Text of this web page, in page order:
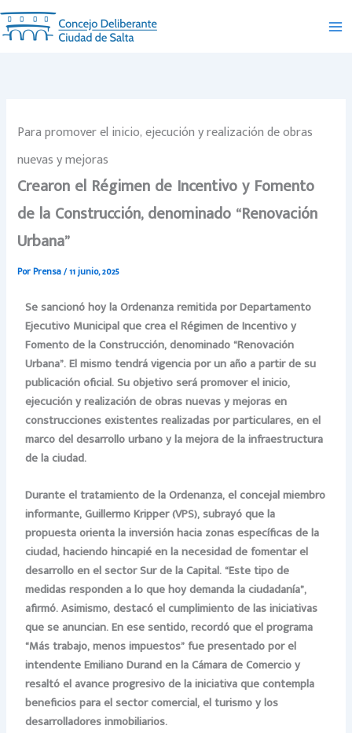
Ir
al
contenido
Para promover el inicio, ejecución y realización de obras
nuevas y mejoras
Crearon el Régimen de Incentivo y Fomento
de la Construcción, denominado “Renovación
Urbana”
PorPrensa/11 junio, 2025
Se sancionó hoy la Ordenanza remitida por Departamento
Ejecutivo Municipal que crea el Régimen de Incentivo y
Fomento de la Construcción, denominado “Renovación
Urbana”. El mismo tendrá vigencia por un año a partir de su
publicación oficial. Su objetivo será promover el inicio,
ejecución y realización de obras nuevas y mejoras en
construcciones existentes realizadas por particulares, en el
marco del desarrollo urbano y la mejora de la infraestructura
de la ciudad.
Durante el tratamiento de la Ordenanza, el concejal miembro
informante, Guillermo Kripper (VPS), subrayó que la
propuesta orienta la inversión hacia zonas específicas de la
ciudad, haciendo hincapié en la necesidad de fomentar el
desarrollo en el sector Sur de la Capital. “Este tipo de
medidas responden a lo que hoy demanda la ciudadanía”,
afirmó. Asimismo, destacó el cumplimiento de las iniciativas
que se anuncian. En ese sentido, recordó que el programa
“Más trabajo, menos impuestos” fue presentado por el
intendente Emiliano Durand en la Cámara de Comercio y
resaltó el avance progresivo de la iniciativa que contempla
beneficios para el sector comercial, el turismo y los
desarrolladores inmobiliarios.